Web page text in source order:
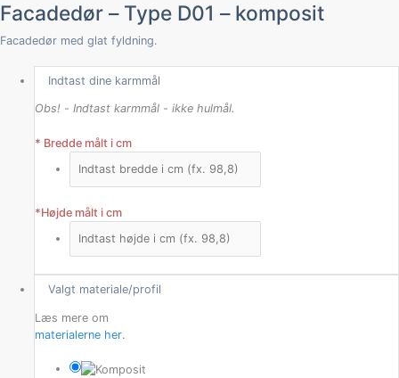
Facadedør – Type D01 – komposit
Facadedør med glat fyldning.
Indtast dine karmmål
Obs! - Indtast karmmål - ikke hulmål.
* Bredde målt i cm
*Højde målt i cm
Valgt materiale/profil
Læs mere om
materialerne her.